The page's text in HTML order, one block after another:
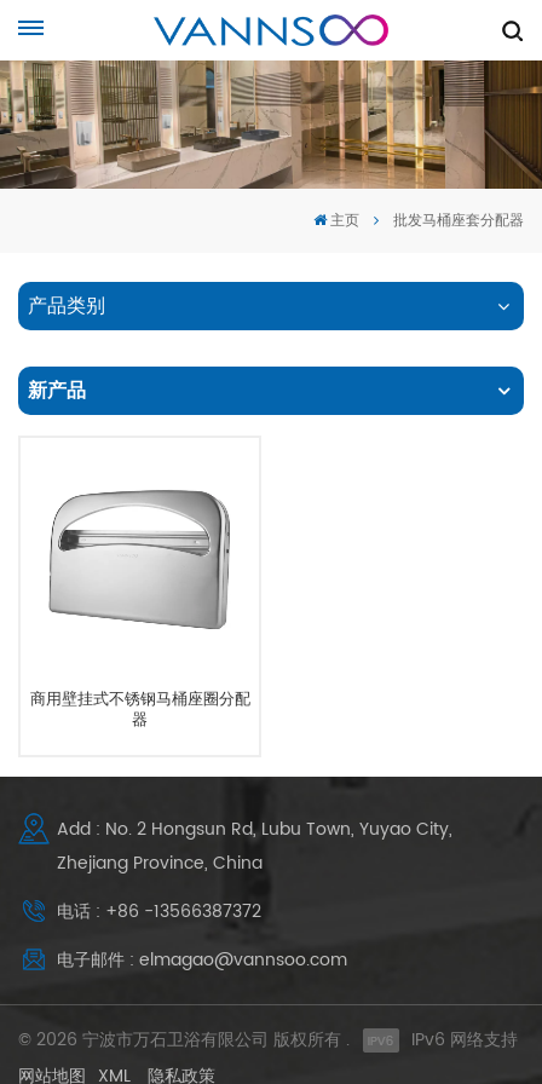
主页 批发马桶座套分配器
产品类别
新产品
商用壁挂式不锈钢马桶座圈分配
器
Add : No. 2 Hongsun Rd, Lubu Town, Yuyao City,
Zhejiang Province, China
电话 : +86 -13566387372
电子邮件 : elmagao@vannsoo.com
© 2026 宁波市万石卫浴有限公司 版权所有 .
IPv6 网络支持
网站地图 XML 隐私政策